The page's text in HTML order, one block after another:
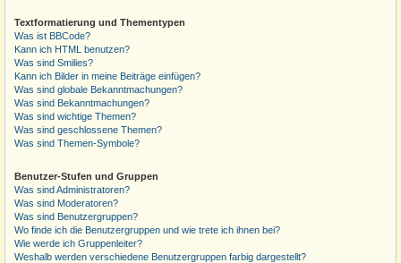
Textformatierung und Thementypen
Was ist BBCode?
Kann ich HTML benutzen?
Was sind Smilies?
Kann ich Bilder in meine Beiträge einfügen?
Was sind globale Bekanntmachungen?
Was sind Bekanntmachungen?
Was sind wichtige Themen?
Was sind geschlossene Themen?
Was sind Themen-Symbole?
Benutzer-Stufen und Gruppen
Was sind Administratoren?
Was sind Moderatoren?
Was sind Benutzergruppen?
Wo finde ich die Benutzergruppen und wie trete ich ihnen bei?
Wie werde ich Gruppenleiter?
Weshalb werden verschiedene Benutzergruppen farbig dargestellt?